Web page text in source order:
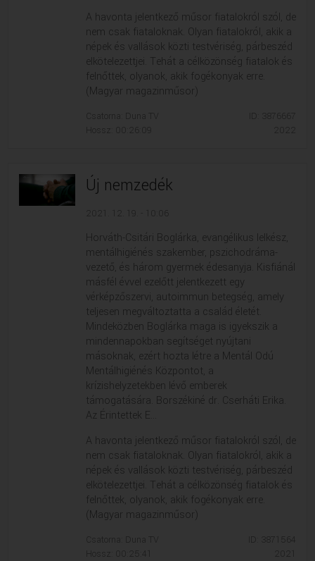
A havonta jelentkező műsor fiatalokról szól, de
nem csak fiataloknak. Olyan fiatalokról, akik a
népek és vallások közti testvériség, párbeszéd
elkötelezettjei. Tehát a célközönség fiatalok és
felnőttek, olyanok, akik fogékonyak erre.
(Magyar magazinműsor)
Csatorna: Duna TV
Hossz: 00:26:09
ID: 3876667
Új nemzedék
Horváth-Csitári Boglárka, evangélikus lelkész,
mentálhigiénés szakember, pszichodráma-
vezető, és három gyermek édesanyja. Kisfiánál
másfél évvel ezelőtt jelentkezett egy
vérképzőszervi, autoimmun betegség, amely
teljesen megváltoztatta a család életét.
Mindeközben Boglárka maga is igyekszik a
mindennapokban segítséget nyújtani
másoknak, ezért hozta létre a Mentál Odú
Mentálhigiénés Központot, a
krízishelyzetekben lévő emberek
támogatására. Borszékiné dr. Cserháti Erika.
Az Érintettek E...
A havonta jelentkező műsor fiatalokról szól, de
nem csak fiataloknak. Olyan fiatalokról, akik a
népek és vallások közti testvériség, párbeszéd
elkötelezettjei. Tehát a célközönség fiatalok és
felnőttek, olyanok, akik fogékonyak erre.
(Magyar magazinműsor)
Csatorna: Duna TV
Hossz: 00:25:41
ID: 3871564